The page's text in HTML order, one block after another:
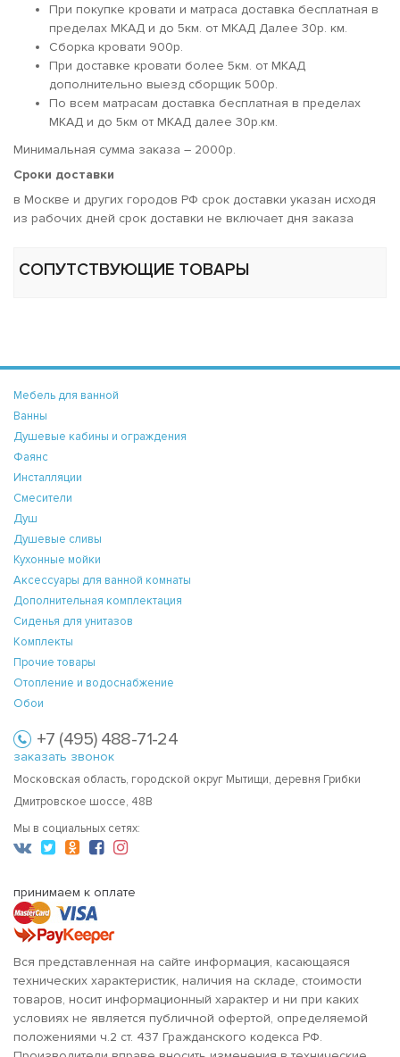
При покупке кровати и матраса доставка бесплатная в
пределах МКАД и до 5км. от МКАД Далее 30р. км.
Сборка кровати 900р.
При доставке кровати более 5км. от МКАД
дополнительно выезд сборщик 500р.
По всем матрасам доставка бесплатная в пределах
МКАД и до 5км от МКАД далее 30р.км.
Минимальная сумма заказа – 2000р.
Сроки доставки
в Москве и других городов РФ срок доставки указан исходя
из рабочих дней срок доставки не включает дня заказа
СОПУТСТВУЮЩИЕ ТОВАРЫ
Мебель для ванной
Ванны
Душевые кабины и ограждения
Фаянс
Инсталляции
Смесители
Душ
Душевые сливы
Кухонные мойки
Аксессуары для ванной комнаты
Дополнительная комплектация
Сиденья для унитазов
Комплекты
Прочие товары
Отопление и водоснабжение
Обои
+7 (495) 488-71-24
заказать звонок
Московская область, городской округ Мытищи, деревня Грибки
Дмитровское шоссе, 48В
Мы в социальных сетях:
принимаем к оплате
Вся представленная на сайте информация, касающаяся
технических характеристик, наличия на складе, стоимости
товаров, носит информационный характер и ни при каких
условиях не является публичной офертой, определяемой
положениями ч.2 ст. 437 Гражданского кодекса РФ.